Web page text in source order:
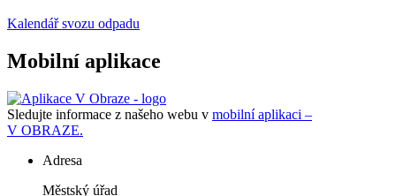
Kalendář svozu odpadu
Mobilní aplikace
Sledujte informace z našeho webu v mobilní aplikaci –
V OBRAZE.
Adresa
Městský úřad